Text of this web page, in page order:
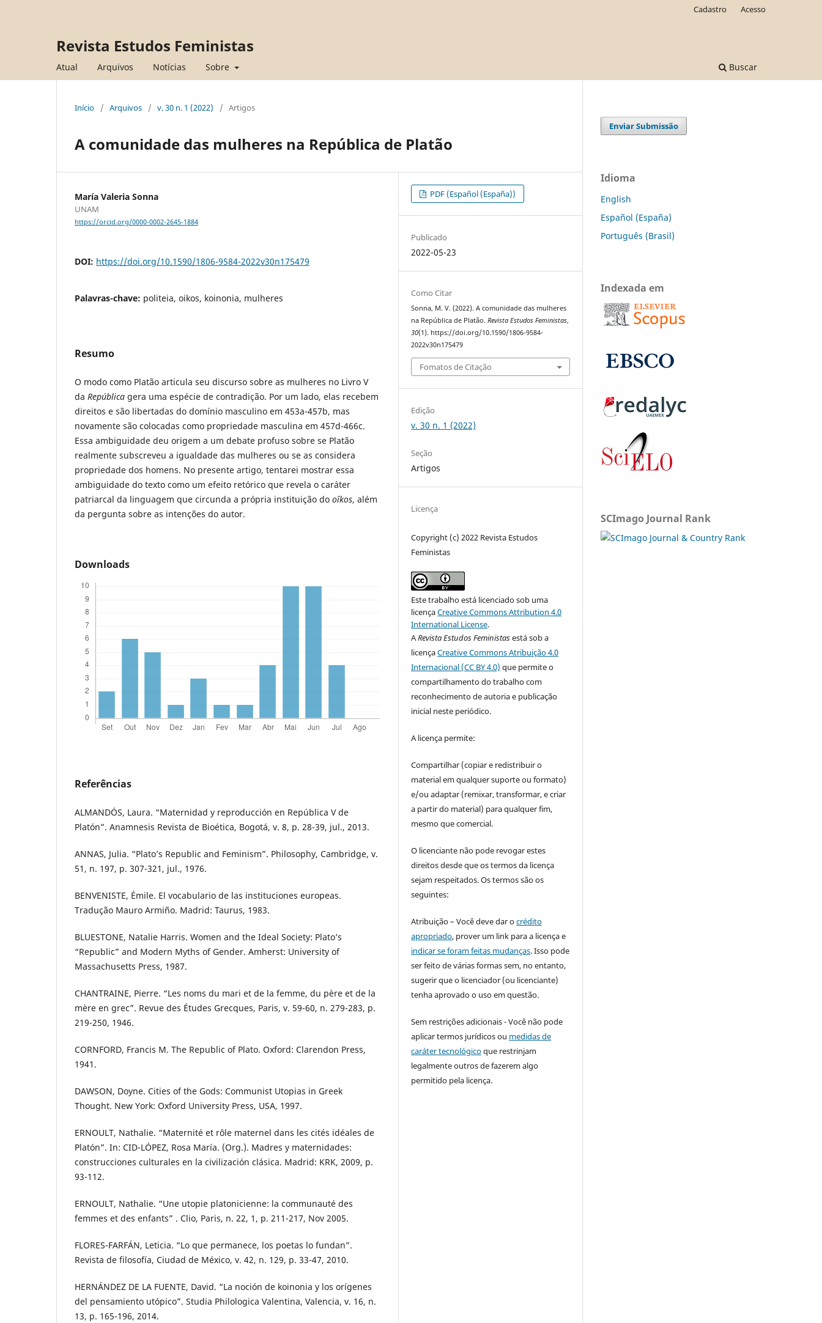
Revista Estudos Feministas
Atual Arquivos Notícias Sobre Buscar
Cadastro Acesso
Início / Arquivos / v. 30 n. 1 (2022) / Artigos
A comunidade das mulheres na República de Platão
María Valeria Sonna
UNAM
https://orcid.org/0000-0002-2645-1884
DOI: https://doi.org/10.1590/1806-9584-2022v30n175479
Palavras-chave: politeia, oikos, koinonia, mulheres
Resumo
O modo como Platão articula seu discurso sobre as mulheres no Livro V
da República gera uma espécie de contradição. Por um lado, elas recebem
direitos e são libertadas do domínio masculino em 453a-457b, mas
novamente são colocadas como propriedade masculina em 457d-466c.
Essa ambiguidade deu origem a um debate profuso sobre se Platão
realmente subscreveu a igualdade das mulheres ou se as considera
propriedade dos homens. No presente artigo, tentarei mostrar essa
ambiguidade do texto como um efeito retórico que revela o caráter
patriarcal da linguagem que circunda a própria instituição do oîkos, além
da pergunta sobre as intenções do autor.
Downloads
Referências
ALMANDÓS, Laura. “Maternidad y reproducción en República V de
Platón”. Anamnesis Revista de Bioética, Bogotá, v. 8, p. 28-39, jul., 2013.
ANNAS, Julia. “Plato’s Republic and Feminism”. Philosophy, Cambridge, v.
51, n. 197, p. 307-321, jul., 1976.
BENVENISTE, Émile. El vocabulario de las instituciones europeas.
Tradução Mauro Armiño. Madrid: Taurus, 1983.
BLUESTONE, Natalie Harris. Women and the Ideal Society: Plato’s
“Republic” and Modern Myths of Gender. Amherst: University of
Massachusetts Press, 1987.
CHANTRAINE, Pierre. “Les noms du mari et de la femme, du père et de la
mère en grec”. Revue des Études Grecques, Paris, v. 59-60, n. 279-283, p.
219-250, 1946.
CORNFORD, Francis M. The Republic of Plato. Oxford: Clarendon Press,
1941.
DAWSON, Doyne. Cities of the Gods: Communist Utopias in Greek
Thought. New York: Oxford University Press, USA, 1997.
ERNOULT, Nathalie. “Maternité et rôle maternel dans les cités idéales de
Platón”. In: CID-LÓPEZ, Rosa María. (Org.). Madres y maternidades:
construcciones culturales en la civilización clásica. Madrid: KRK, 2009, p.
93-112.
ERNOULT, Nathalie. “Une utopie platonicienne: la communauté des
femmes et des enfants” . Clio, Paris, n. 22, 1, p. 211-217, Nov 2005.
FLORES-FARFÁN, Leticia. “Lo que permanece, los poetas lo fundan”.
Revista de filosofía, Ciudad de México, v. 42, n. 129, p. 33-47, 2010.
HERNÁNDEZ DE LA FUENTE, David. “La noción de koinonia y los orígenes
del pensamiento utópico”. Studia Philologica Valentina, Valencia, v. 16, n.
13, p. 165-196, 2014.
PDF (Español (España))
Publicado
2022-05-23
Como Citar
Sonna, M. V. (2022). A comunidade das mulheres
na República de Platão.Revista Estudos Feministas,
30(1). https://doi.org/10.1590/1806-9584-
2022v30n175479
Fomatos de Citação
Edição
v. 30 n. 1 (2022)
Seção
Artigos
Licença
Copyright (c) 2022 Revista Estudos
Feministas
Este trabalho está licenciado sob uma
licençaCreative Commons Attribution 4.0
International License.
ARevista Estudos Feministasestá sob a
licençaCreative Commons Atribuição 4.0
Internacional (CC BY 4.0) que permite o
compartilhamento do trabalho com
reconhecimento de autoria e publicação
inicial neste periódico.
A licença permite:
Compartilhar (copiar e redistribuir o
material em qualquer suporte ou formato)
e/ou adaptar (remixar, transformar, e criar
a partir do material) para qualquer fim,
mesmo que comercial.
O licenciante não pode revogar estes
direitos desde que os termos da licença
sejam respeitados. Os termos são os
seguintes:
Atribuição – Você deve dar ocrédito
apropriado, prover um link para a licença e
indicar se foram feitas mudanças. Isso pode
ser feito de várias formas sem, no entanto,
sugerir que o licenciador (ou licenciante)
tenha aprovado o uso em questão.
Sem restrições adicionais - Você não pode
aplicar termos jurídicos ou medidas de
caráter tecnológicoque restrinjam
legalmente outros de fazerem algo
permitido pela licença.
Enviar Submissão
Idioma
English
Español (España)
Português (Brasil)
Indexada em
SCImago Journal Rank